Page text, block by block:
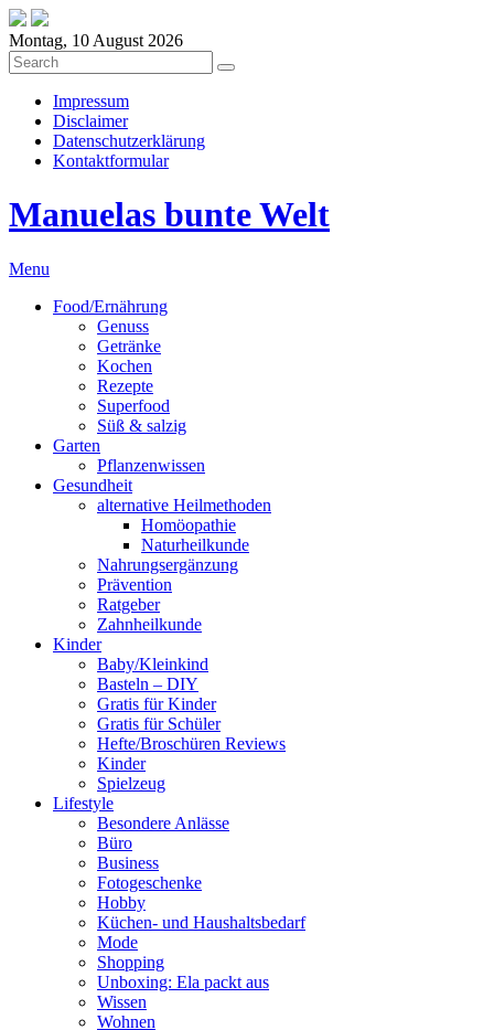
Montag, 10 August 2026
Impressum
Disclaimer
Datenschutzerklärung
Kontaktformular
Manuelas bunte Welt
Menu
Food/Ernährung
Genuss
Getränke
Kochen
Rezepte
Superfood
Süß & salzig
Garten
Pflanzenwissen
Gesundheit
alternative Heilmethoden
Homöopathie
Naturheilkunde
Nahrungsergänzung
Prävention
Ratgeber
Zahnheilkunde
Kinder
Baby/Kleinkind
Basteln – DIY
Gratis für Kinder
Gratis für Schüler
Hefte/Broschüren Reviews
Kinder
Spielzeug
Lifestyle
Besondere Anlässe
Büro
Business
Fotogeschenke
Hobby
Küchen- und Haushaltsbedarf
Mode
Shopping
Unboxing: Ela packt aus
Wissen
Wohnen